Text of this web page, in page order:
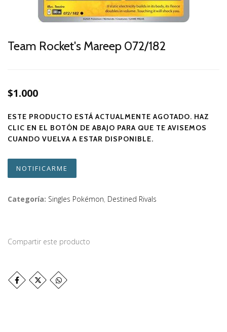
Team Rocket's Mareep 072/182
$1.000
ESTE PRODUCTO ESTÁ ACTUALMENTE AGOTADO. HAZ
CLIC EN EL BOTÓN DE ABAJO PARA QUE TE AVISEMOS
CUANDO VUELVA A ESTAR DISPONIBLE.
NOTIFICARME
Categoría: Singles Pokémon, Destined Rivals
Compartir este producto